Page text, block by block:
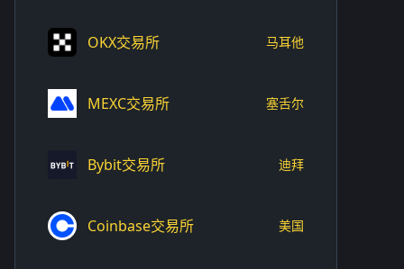
OKX交易所 马耳他
MEXC交易所 塞舌尔
Bybit交易所 迪拜
Coinbase交易所 美国